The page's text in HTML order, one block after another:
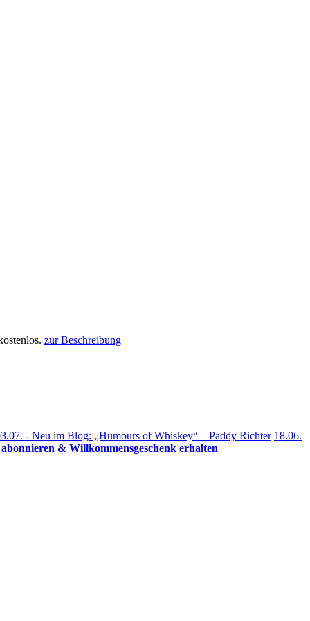
zur Beschreibung
- Neu im Blog: „Humours of Whiskey“ – Paddy Richter 18.06.
& Willkommensgeschenk erhalten